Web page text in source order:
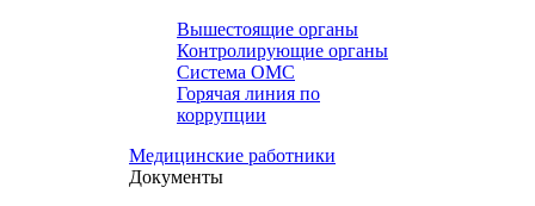
Вышестоящие органы
Контролирующие органы
Система ОМС
Горячая линия по
коррупции
Медицинские работники
Документы